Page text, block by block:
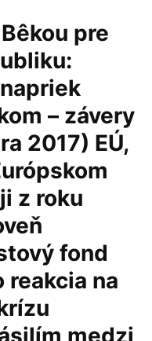
pre
– závery
2017) EÚ,
z roku
fond
reakcia na
medzi